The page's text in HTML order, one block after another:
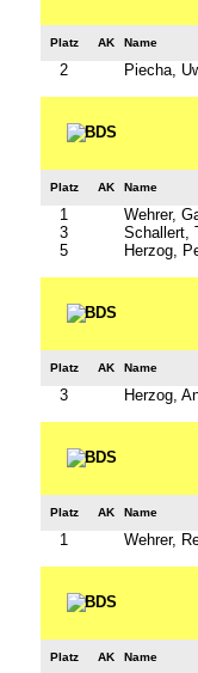
Platz AK Name
2 Piecha,
Platz AK Name
1
Wehrer,
3
Schallert,
5
Herzog,
Platz AK Name
3 Herzog,
Platz AK Name
1 Wehrer,
Platz AK Name